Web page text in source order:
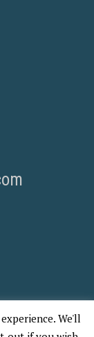
PARIS
We'll